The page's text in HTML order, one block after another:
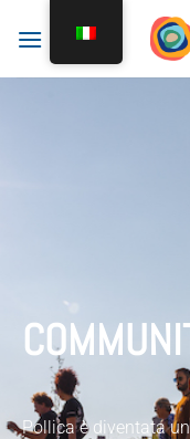
Pollica è diventata